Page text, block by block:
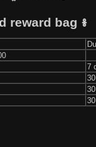
reward bag ៖
7